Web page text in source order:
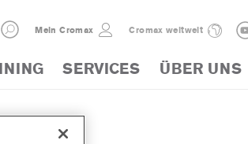
Mein Cromax Cromax weltweit
SERVICES ÜBER UNS